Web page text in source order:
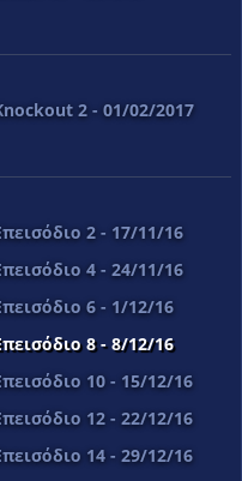
Knockout 2 - 01/02/2017
Επεισόδιο 2 - 17/11/16
Επεισόδιο 4 - 24/11/16
Επεισόδιο 6 - 1/12/16
Επεισόδιο 8 - 8/12/16
Επεισόδιο 10 - 15/12/16
Επεισόδιο 12 - 22/12/16
Επεισόδιο 14 - 29/12/16